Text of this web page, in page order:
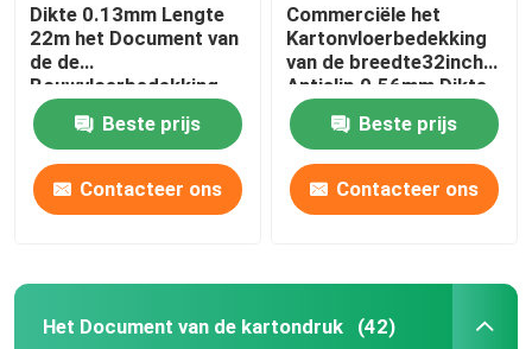
Dikte 0.13mm Lengte
22m het Document van
de de
Bouwvloerbedekking
van Vouwvezels
Beste prijs
Contacteer ons
Commerciële het
Kartonvloerbedekking
van de breedte32inch
Antislip 0.56mm Dikte
Beste prijs
Contacteer ons
Het Document van de kartondruk (42)